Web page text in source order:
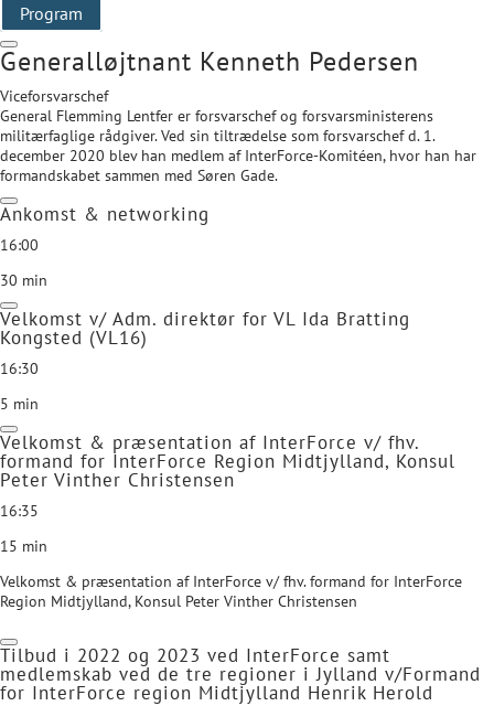
Program
Generalløjtnant Kenneth Pedersen
Viceforsvarschef
General Flemming Lentfer er forsvarschef og forsvarsministerens
militærfaglige rådgiver. Ved sin tiltrædelse som forsvarschef d. 1.
december 2020 blev han medlem af InterForce-Komitéen, hvor han har
formandskabet sammen med Søren Gade.
Ankomst & networking
16:00
30 min
Velkomst v/ Adm. direktør for VL Ida Bratting
Kongsted (VL16)
16:30
5 min
Velkomst & præsentation af InterForce v/ fhv.
formand for InterForce Region Midtjylland, Konsul
Peter Vinther Christensen
16:35
15 min
Velkomst & præsentation af InterForce v/ fhv. formand for InterForce
Region Midtjylland, Konsul Peter Vinther Christensen
Tilbud i 2022 og 2023 ved InterForce samt
medlemskab ved de tre regioner i Jylland v/Formand
for InterForce region Midtjylland Henrik Herold